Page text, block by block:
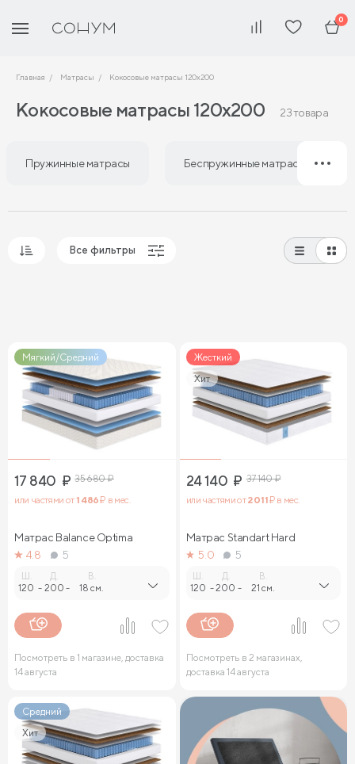
0
Главная Матрасы Кокосовые матрасы 120х200
Кокосовые матрасы 120х200 23 товара
Пружинные матрасы Беспружинные матрасы
Все фильтры
Мягкий/Средний
17 840 ₽ 35 680₽
или частями от1 486₽ в мес.
Матрас Balance Optima
4.8
5
Ш.
120 -
Д.
200 -
В.
18 см.
Посмотреть в 1 магазине, доставка
14 августа
Жесткий
Хит
24 140 ₽ 37 140₽
или частями от2 011₽ в мес.
Матрас Standart Hard
5.0
5
Ш.
120 -
Д.
200 -
В.
21 см.
Посмотреть в 2 магазинах,
доставка 14 августа
Средний
Хит